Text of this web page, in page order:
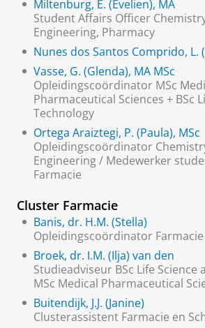
Miltenburg, E. (Evelien), MA
Student Affairs Officer
Engineering, Pharmacy
Nunes dos Santos Comprido, L.
Vasse, G. (Glenda), MA MSc
Opleidingscoördinator MSc
Pharmaceutical Sciences + BSc
Technology
Ortega Araiztegi, P. (Paula), MSc
Opleidingscoördinator
Engineering / Medewerker
Farmacie
Cluster Farmacie
Banis, dr. H.M. (Stella)
Opleidingscoördinator Farmacie
Broek, dr. I.M. (Ilja) van den
Studieadviseur BSc Life Science
MSc Medical Pharmaceutical
Buitendijk, J.J. (Janine)
Clusterassistent Farmacie en